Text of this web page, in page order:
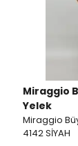
Miraggio
Yelek
Miraggio
4142 SİYAH